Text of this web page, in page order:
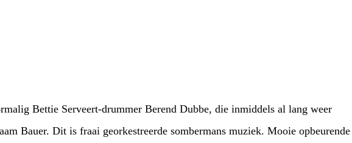
Bettie Serveert-drummer Berend Dubbe, die inmiddels al lang weer
Bauer. Dit is fraai georkestreerde sombermans muziek. Mooie opbeurende